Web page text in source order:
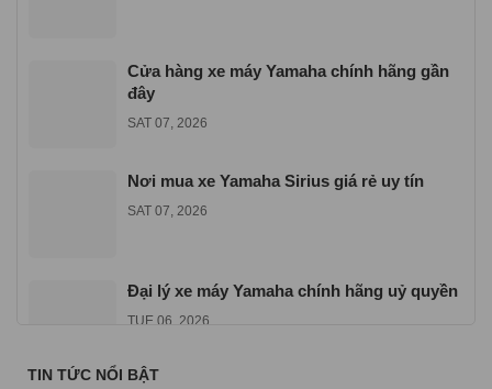
Cửa hàng xe máy Yamaha chính hãng gần
đây
SAT 07, 2026
Nơi mua xe Yamaha Sirius giá rẻ uy tín
SAT 07, 2026
Đại lý xe máy Yamaha chính hãng uỷ quyền
TUE 06, 2026
TIN TỨC NỔI BẬT